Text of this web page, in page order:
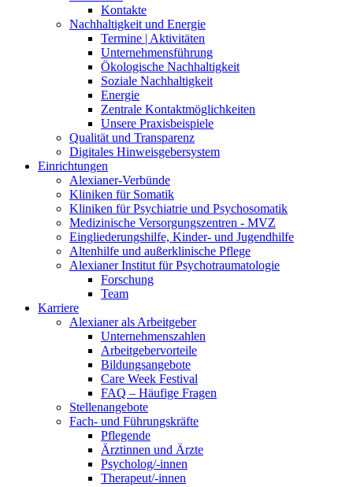
Kontakte
Nachhaltigkeit und Energie
Termine | Aktivitäten
Unternehmensführung
Ökologische Nachhaltigkeit
Soziale Nachhaltigkeit
Energie
Zentrale Kontaktmöglichkeiten
Unsere Praxisbeispiele
Qualität und Transparenz
Digitales Hinweisgebersystem
Einrichtungen
Alexianer-Verbünde
Kliniken für Somatik
Kliniken für Psychiatrie und Psychosomatik
Medizinische Versorgungszentren - MVZ
Eingliederungshilfe, Kinder- und Jugendhilfe
Altenhilfe und außerklinische Pflege
Alexianer Institut für Psychotraumatologie
Forschung
Team
Karriere
Alexianer als Arbeitgeber
Unternehmenszahlen
Arbeitgebervorteile
Bildungsangebote
Care Week Festival
FAQ – Häufige Fragen
Stellenangebote
Fach- und Führungskräfte
Pflegende
Ärztinnen und Ärzte
Psycholog/-innen
Therapeut/-innen